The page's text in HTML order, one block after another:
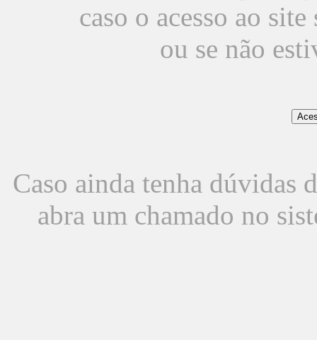
caso o acesso ao
ou se não
Caso ainda tenha dúvidas
abra um chamado no